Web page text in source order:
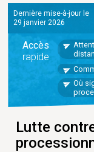
Dernière mise-à-jour le
29 janvier 2026
Accès
rapide
Où
Lutte